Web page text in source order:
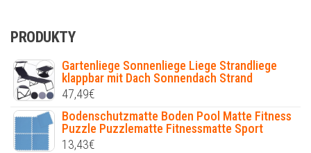
PRODUKTY
Gartenliege Sonnenliege Liege Strandliege
klappbar mit Dach Sonnendach Strand
47,49€
Bodenschutzmatte Boden Pool Matte Fitness
Puzzle Puzzlematte Fitnessmatte Sport
13,43€